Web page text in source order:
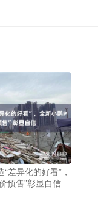
差异化的好看”，
预售”彰显自信